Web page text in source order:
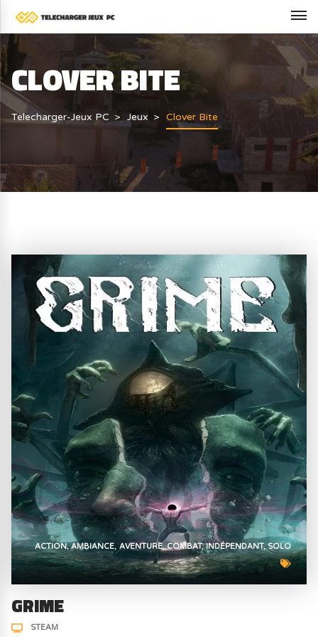
CLOVER BITE
Telecharger-Jeux PC Jeux Clover Bite
ACTION AMBIANCE AVENTURE COMBAT INDÉPENDANT SOLO
GRIME
STEAM